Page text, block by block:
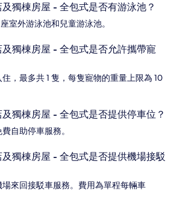
獨棟房屋 - 全包式是否有游泳池？
室外游泳池和兒童游泳池。
獨棟房屋 - 全包式是否允許攜帶寵
，最多共 1 隻，每隻寵物的重量上限為 10
獨棟房屋 - 全包式是否提供停車位？
自助停車服務。
獨棟房屋 - 全包式是否提供機場接駁
來回接駁車服務。費用為單程每輛車